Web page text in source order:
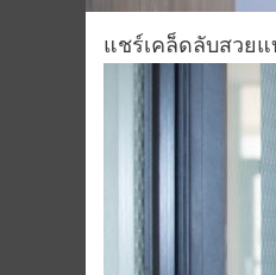
แชร์เคล็ดลับสวย